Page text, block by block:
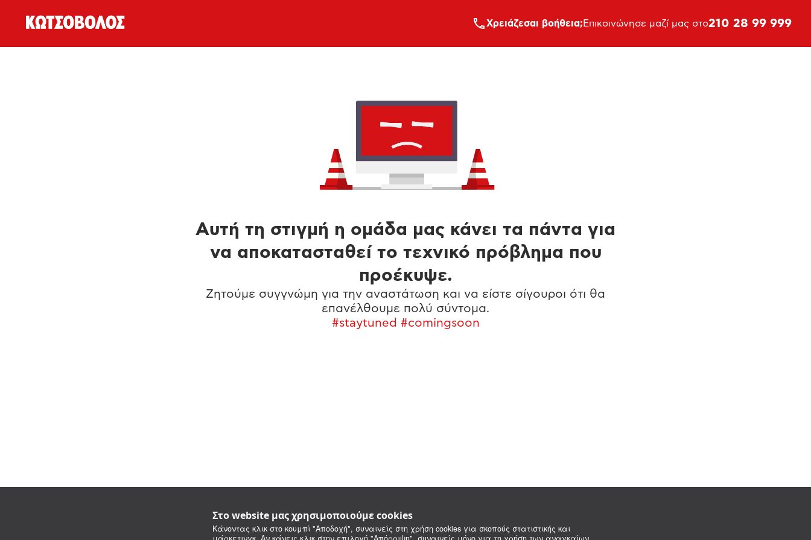
Στο website μας χρησιμοποιούμε cookies
Κάνοντας κλικ στο κουμπί "Αποδοχή", συναινείς στη χρήση cookies για σκοπούς στατιστικής και
Xρειάζεσαι βοήθεια; Επικοινώνησε μαζί μας στο210 28 99 999
Αυτή τη στιγμή η ομάδα μας κάνει τα πάντα για
να αποκατασταθεί το τεχνικό πρόβλημα που
προέκυψε.
Ζητούμε συγγνώμη για την αναστάτωση και να είστε σίγουροι ότι θα
επανέλθουμε πολύ σύντομα.
#staytuned #comingsoon